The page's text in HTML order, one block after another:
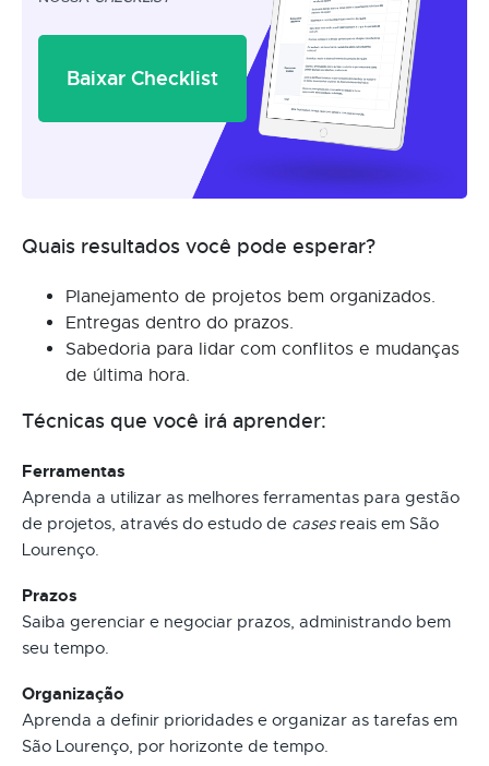
Baixar Checklist
Quais resultados você pode esperar?
Planejamento de projetos bem organizados.
Entregas dentro do prazos.
Sabedoria para lidar com conflitos e mudanças
de última hora.
Técnicas que você irá aprender:
Ferramentas
Aprenda a utilizar as melhores ferramentas para gestão
de projetos, através do estudo de casesreais em São
Lourenço.
Prazos
Saiba gerenciar e negociar prazos, administrando bem
seu tempo.
Organização
Aprenda a definir prioridades e organizar as tarefas em
São Lourenço, por horizonte de tempo.